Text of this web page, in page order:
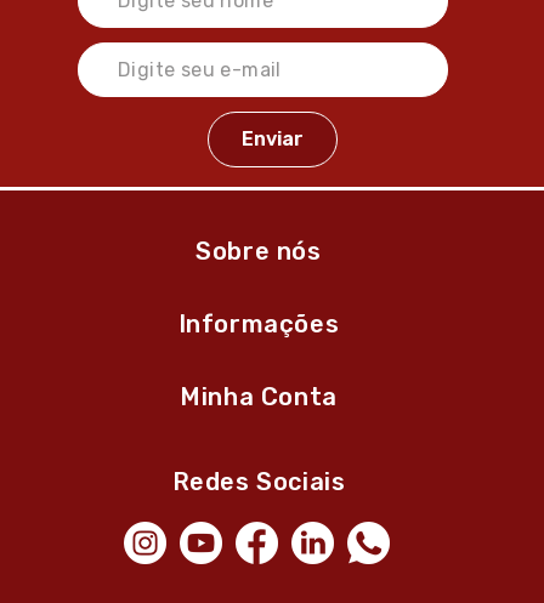
Sobre nós
Informações
Minha Conta
Redes Sociais